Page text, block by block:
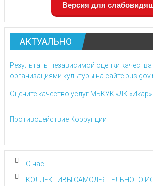
Версия для
АКТУАЛЬНО
Результаты независимой оценки
организациями культуры на сайте
Оцените качество услуг МБКУК «ДК «Икар»
Противодействие Коррупции
О нас
КОЛЛЕКТИВЫ САМОДЕЯТЕЛЬНОГО